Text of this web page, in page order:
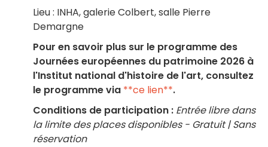
Lieu : INHA, galerie Colbert, salle Pierre
Demargne
Pour en savoir plus sur le programme des
Journées européennes du patrimoine 2026 à
l'Institut national d'histoire de l'art, consultez
le programme via **ce lien**.
Conditions de participation : Entrée libre dans
la limite des places disponibles - Gratuit | Sans
réservation